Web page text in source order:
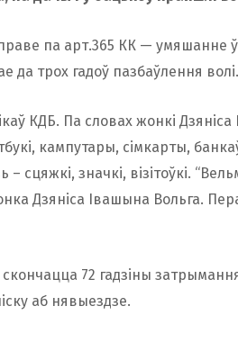
па арт.365 КК — умяшанне
да трох гадоў пазбаўлення волі.
КДБ. Па словах жонкі Дзяніса
кампутары, сімкарты,
сцяжкі, значкі, візітоўкі.
Дзяніса Івашына Вольга.
скончацца 72 гадзіны
аб нявыездзе.